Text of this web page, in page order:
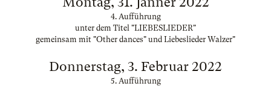
4. Aufführung
unter dem Titel "LIEBESLIEDER"
gemeinsam mit "Other dances" und Liebeslieder Walzer"
Donnerstag, 3. Februar 2022
5. Aufführung